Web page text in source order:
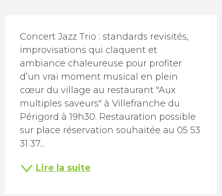
Description
Concert Jazz Trio : standards revisités,
improvisations qui claquent et
ambiance chaleureuse pour profiter
d’un vrai moment musical en plein
cœur du village au restaurant "Aux
multiples saveurs" à Villefranche du
Périgord à 19h30. Restauration possible
sur place réservation souhaitée au 05 53
31 37...
Lire la suite